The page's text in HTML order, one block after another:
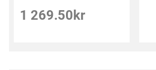
1 269.50 kr